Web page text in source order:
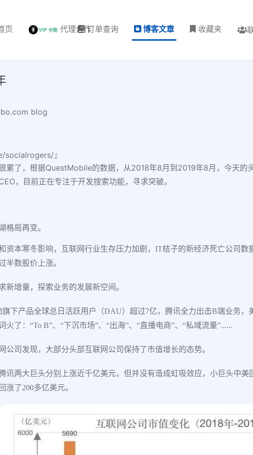
页 代理合作订单查询 博客文章 收藏夹
blog
』
累了，根据QuestMobile的数据，从2018年8月到2019年8月，今天的
，目前正在专注于开发搜索功能，寻求突破。
格局再变。
资本寒冬影响，互联网行业生存压力加剧，IT桔子的新经济死亡公司
半数股价上涨。
新增量，探索业务的发展新空间。
旗下产品全球总日活跃用户（DAU）超过7亿，腾讯全力出击B端业务
了：“To B”、“下沉市场”、“出海”、“直播电商”、“私域流量”......
公司发现，大部分头部互联网公司保持了市值增长的态势。
讯两大巨头分别上涨近千亿美元，但并没有造成虹吸效应，小巨头中
涨了200多亿美元。